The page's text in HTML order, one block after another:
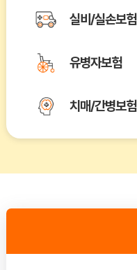
실비/실손보험
유병자보험
치매/간병보험